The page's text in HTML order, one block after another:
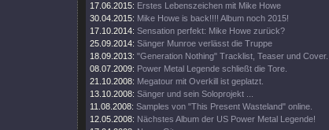
17.06.2015: Erstes Lebenszeichen mit Mike Howe
30.04.2015: Mike Howe is back!!!! Album noch 2015!
17.10.2014: Sensation perfekt: Mike Howe zurück?
25.09.2014: Sänger Munroe verlässt die Truppe
18.09.2013: "Generation Nothing" Tracklist, Teaser und Cover.
08.07.2009: Power Metal Legende schließt die Tore.
21.10.2008: Megatour mit Overkill ist geplatzt.
13.10.2008: Sänger und sein Soloprojekt ...
11.08.2008: Samples von "This Present Wasteland" online.
12.05.2008: Nächstes Album der US Power Metal Legende!